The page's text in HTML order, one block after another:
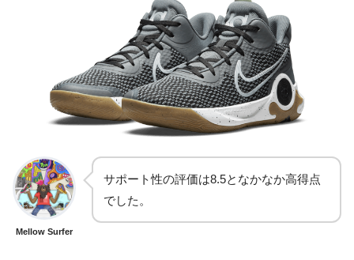
Mellow Surfer
サポート性の評価は8.5となかなか高得点
でした。